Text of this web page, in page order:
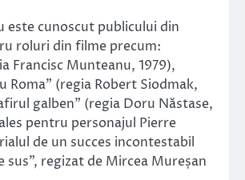
este cunoscut publicului din
roluri din filme precum:
Francisc Munteanu, 1979),
Roma” (regia Robert Siodmak,
galben” (regia Doru Năstase,
pentru personajul Pierre
de un succes incontestabil
sus”, regizat de Mircea Mureșan